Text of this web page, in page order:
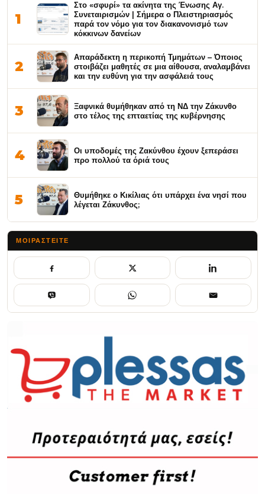
1
Στο «σφυρί» τα ακίνητα της Ένωσης Αγ.
Συνεταιρισμών | Σήμερα ο Πλειστηριασμός
παρά τον νόμο για τον διακανονισμό των
κόκκινων δανείων
2
Απαράδεκτη η περικοπή Τμημάτων – Όποιος
στοιβάζει μαθητές σε μια αίθουσα, αναλαμβάνει
και την ευθύνη για την ασφάλειά τους
3
Ξαφνικά θυμήθηκαν από τη ΝΔ την Ζάκυνθο
στο τέλος της επταετίας της κυβέρνησης
4
Οι υποδομές της Ζακύνθου έχουν ξεπεράσει
προ πολλού τα όριά τους
5
Θυμήθηκε ο Κικίλιας ότι υπάρχει ένα νησί που
λέγεται Ζάκυνθος;
ΜΟΙΡΑΣΤΕΊΤΕ